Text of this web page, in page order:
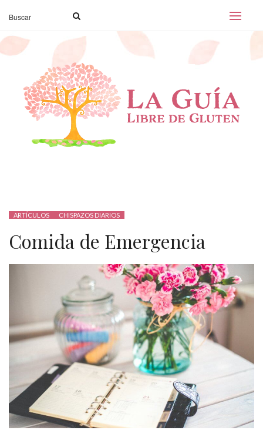
ARTÍCULOS CHISPAZOS DIARIOS
Comida de Emergencia